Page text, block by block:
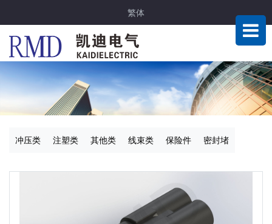
繁体
冲压类 注塑类 其他类 线束类 保险件 密封堵